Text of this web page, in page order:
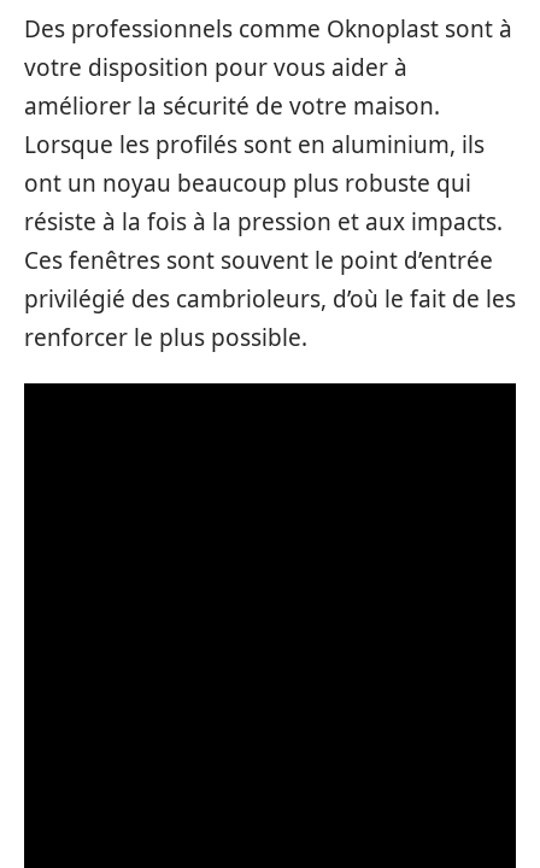
Des professionnels comme Oknoplast sont à
votre disposition pour vous aider à
améliorer la sécurité de votre maison.
Lorsque les profilés sont en aluminium, ils
ont un noyau beaucoup plus robuste qui
résiste à la fois à la pression et aux impacts.
Ces fenêtres sont souvent le point d’entrée
privilégié des cambrioleurs, d’où le fait de les
renforcer le plus possible.